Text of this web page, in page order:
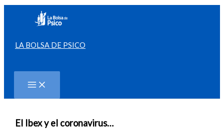
contenido
LA BOLSA DE PSICO
El Ibex y el coronavirus…